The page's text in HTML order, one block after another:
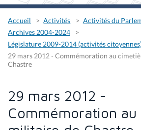
Accueil Activités
Activités du
Archives 2004-2024
Législature 2009-2014 (activités
29 mars 2012 - Commémoration au
Chastre
29 mars 2012 -
Commémoration